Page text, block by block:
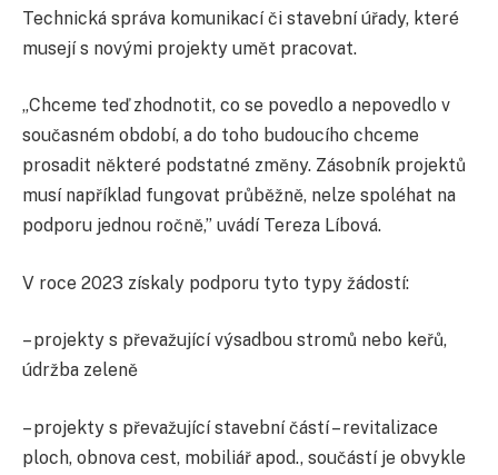
Technická správa komunikací či stavební úřady, které
musejí s novými projekty umět pracovat.
„Chceme teď zhodnotit, co se povedlo a nepovedlo v
současném období, a do toho budoucího chceme
prosadit některé podstatné změny. Zásobník projektů
musí například fungovat průběžně, nelze spoléhat na
podporu jednou ročně,” uvádí Tereza Líbová.
V roce 2023 získaly podporu tyto typy žádostí:
– projekty s převažující výsadbou stromů nebo keřů,
údržba zeleně
– projekty s převažující stavební částí – revitalizace
ploch, obnova cest, mobiliář apod., součástí je obvykle